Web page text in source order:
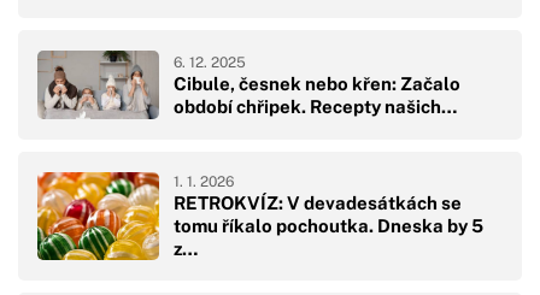
Cibule, česnek nebo křen: Začalo
období chřipek. Recepty našich…
6. 12. 2025
RETROKVÍZ: V devadesátkách se
tomu říkalo pochoutka. Dneska by 5
z…
1. 1. 2026